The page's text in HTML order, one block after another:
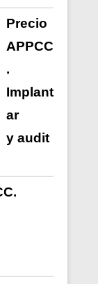
Precio
APPCC
.
Implant
ar
y audit